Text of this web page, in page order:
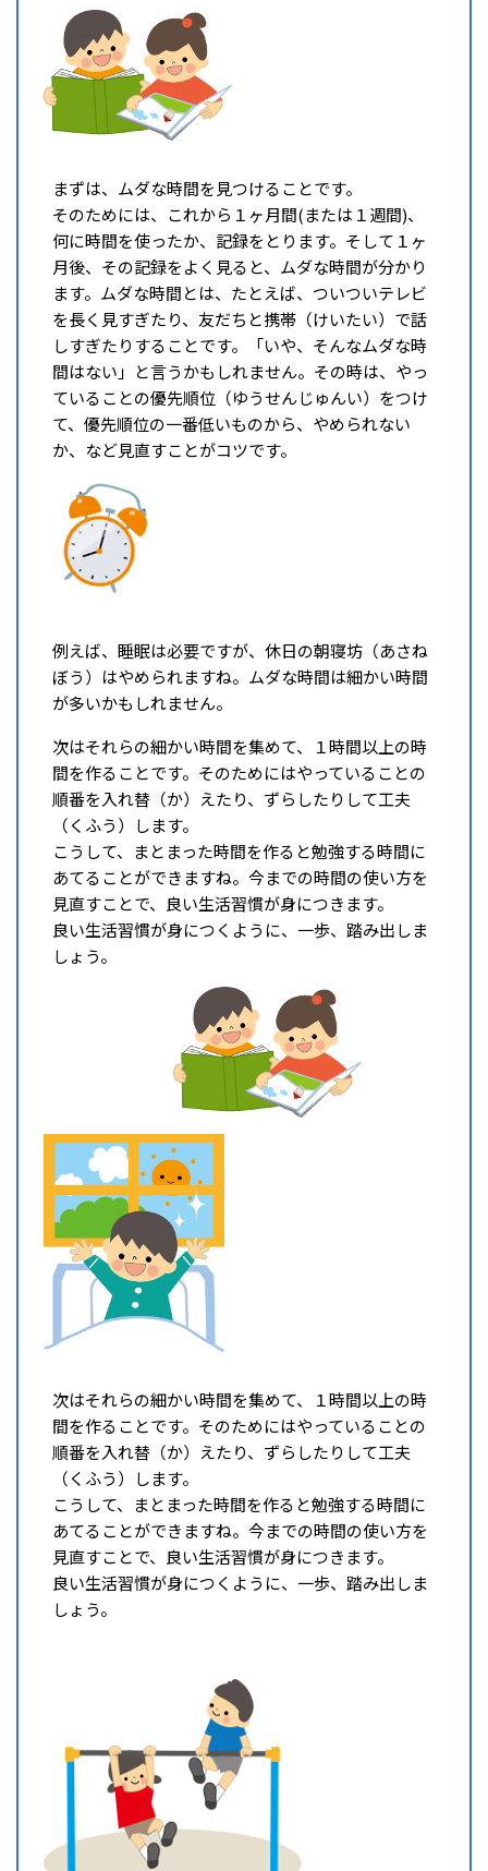
まずは、ムダな時間を見つけることです。
そのためには、これから１ヶ月間(または１週間)、
何に時間を使ったか、記録をとります。そして１ヶ
月後、その記録をよく見ると、ムダな時間が分かり
ます。ムダな時間とは、たとえば、ついついテレビ
を長く見すぎたり、友だちと携帯（けいたい）で話
しすぎたりすることです。「いや、そんなムダな時
間はない」と言うかもしれません。その時は、やっ
ていることの優先順位（ゆうせんじゅんい）をつけ
て、優先順位の一番低いものから、やめられない
か、など見直すことがコツです。
例えば、睡眠は必要ですが、休日の朝寝坊（あさね
ぼう）はやめられますね。ムダな時間は細かい時間
が多いかもしれません。
次はそれらの細かい時間を集めて、１時間以上の時
間を作ることです。そのためにはやっていることの
順番を入れ替（か）えたり、ずらしたりして工夫
（くふう）します。
こうして、まとまった時間を作ると勉強する時間に
あてることができますね。今までの時間の使い方を
見直すことで、良い生活習慣が身につきます。
良い生活習慣が身につくように、一歩、踏み出しま
しょう。
次はそれらの細かい時間を集めて、１時間以上の時
間を作ることです。そのためにはやっていることの
順番を入れ替（か）えたり、ずらしたりして工夫
（くふう）します。
こうして、まとまった時間を作ると勉強する時間に
あてることができますね。今までの時間の使い方を
見直すことで、良い生活習慣が身につきます。
良い生活習慣が身につくように、一歩、踏み出しま
しょう。